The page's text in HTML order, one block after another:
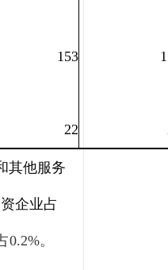
153
22
其他服务
企业占
0.2%。